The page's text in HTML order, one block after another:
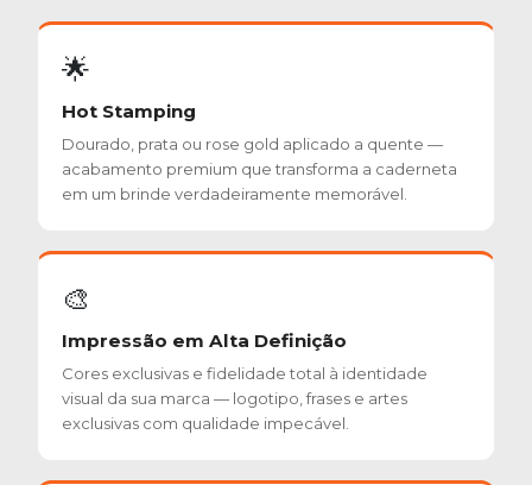
🌟
Hot Stamping
Dourado, prata ou rose gold aplicado a quente —
acabamento premium que transforma a caderneta
em um brinde verdadeiramente memorável.
🎨
Impressão em Alta Definição
Cores exclusivas e fidelidade total à identidade
visual da sua marca — logotipo, frases e artes
exclusivas com qualidade impecável.